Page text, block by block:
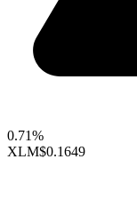
0.71%
XLM$0.1649